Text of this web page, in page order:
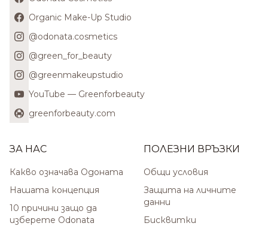
Organic Make-Up Studio
@odonata.cosmetics
@green_for_beauty
@greenmakeupstudio
YouTube — Greenforbeauty
greenforbeauty.com
ЗА НАС
Какво означава Одоната
Нашата концепция
10 причини защо да
изберете Odonata
ПОЛЕЗНИ ВРЪЗКИ
Общи условия
Защита на личните
данни
Бисквитки